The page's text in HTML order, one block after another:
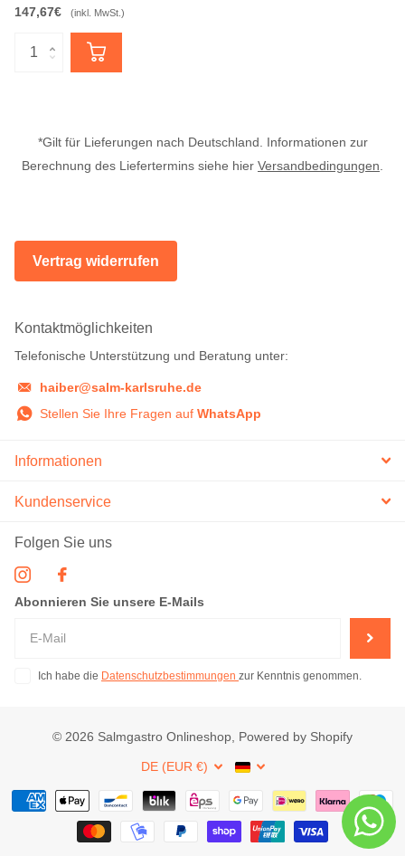
147,67€ (inkl. MwSt.)
*Gilt für Lieferungen nach Deutschland. Informationen zur
Berechnung des Liefertermins siehe hier Versandbedingungen.
Vertrag widerrufen
Kontaktmöglichkeiten
Telefonische Unterstützung und Beratung unter:
haiber@salm-karlsruhe.de
Stellen Sie Ihre Fragen auf WhatsApp
Informationen
Kundenservice
Folgen Sie uns
Abonnieren Sie unsere E-Mails
Ich habe die Datenschutzbestimmungen zur Kenntnis genommen.
© 2026 Salmgastro Onlineshop, Powered by Shopify
DE (EUR €)